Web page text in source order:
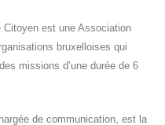
est une Association
bruxelloises qui
missions d’une durée de 6
de communication, est la